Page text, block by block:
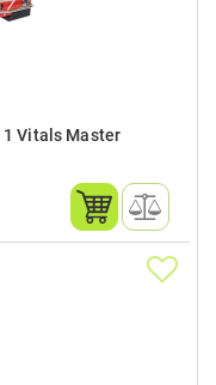
1 Vitals Master